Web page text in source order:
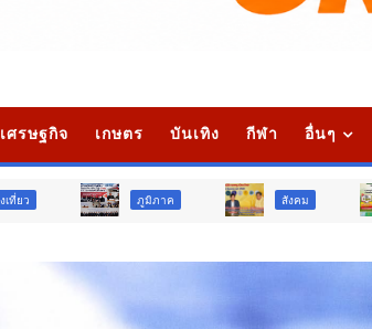
เศรษฐกิจ เกษตร บันเทิง กีฬา อื่นๆ